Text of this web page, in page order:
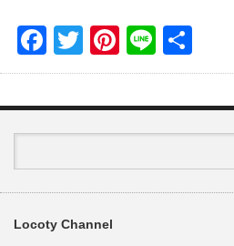
Facebook
TwitterPinterest
Line
有
Locoty Channel